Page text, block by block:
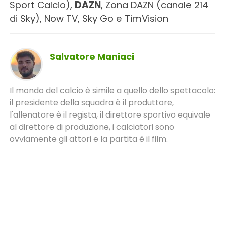
Sport Calcio), DAZN, Zona DAZN (canale 214
di Sky), Now TV, Sky Go e TimVision
Salvatore Maniaci
Il mondo del calcio è simile a quello dello spettacolo:
il presidente della squadra è il produttore,
l'allenatore è il regista, il direttore sportivo equivale
al direttore di produzione, i calciatori sono
ovviamente gli attori e la partita è il film.